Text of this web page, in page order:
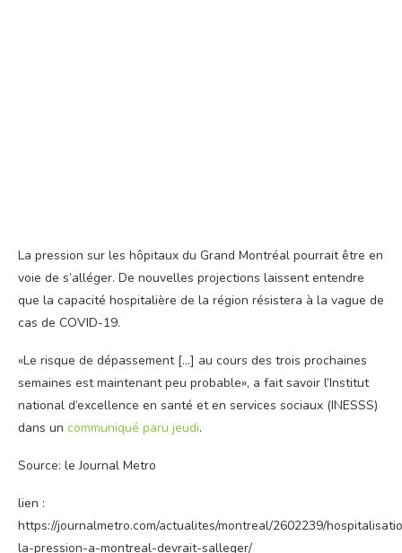
La pression sur les hôpitaux du Grand Montréal pourrait être en
voie de s’alléger. De nouvelles projections laissent entendre
que la capacité hospitalière de la région résistera à la vague de
cas de COVID-19.
«Le risque de dépassement […] au cours des trois prochaines
semaines est maintenant peu probable», a fait savoir l’Institut
national d’excellence en santé et en services sociaux (INESSS)
dans un communiqué paru jeudi.
Source: le Journal Metro
lien :
https://journalmetro.com/actualites/montreal/2602239/
la-pression-a-montreal-devrait-salleger/